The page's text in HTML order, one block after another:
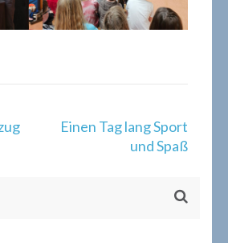
Einen Tag lang Sport
und Spaß